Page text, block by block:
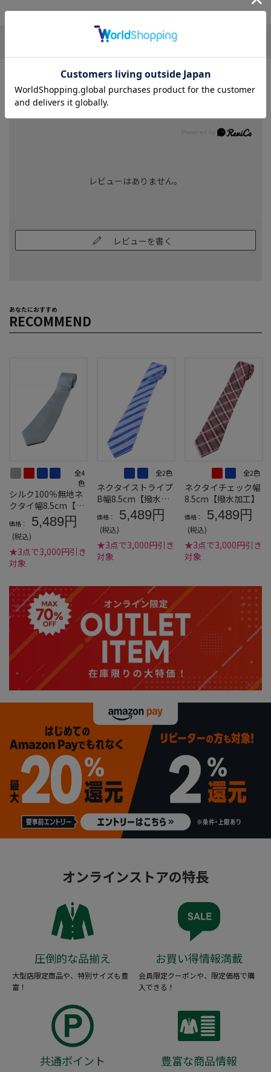
商品レビュー
REVIEW
レビューはありません。
レビューを書く
あなたにおすすめ
RECOMMEND
全4
色
シルク100％無地ネ
クタイ幅8.5cm【撥
水加工】
価格： 5,489円
(税込)
★3点で3,000円引き
対象
全2色
ネクタイストライプ
B幅8.5cm【撥水加
価格： 5,489円
(税込)
★3点で3,000円引き
対象
全2色
ネクタイチェック幅
8.5cm【撥水加工】
価格： 5,489円
(税込)
★3点で3,000円引き
対象
オンラインストアの特長
圧倒的な品揃え
大型店限定商品や、特別サイズも豊
富！
お買い得情報満載
会員限定クーポンや、限定価格で購
入できる！
共通ポイント 豊富な商品情報